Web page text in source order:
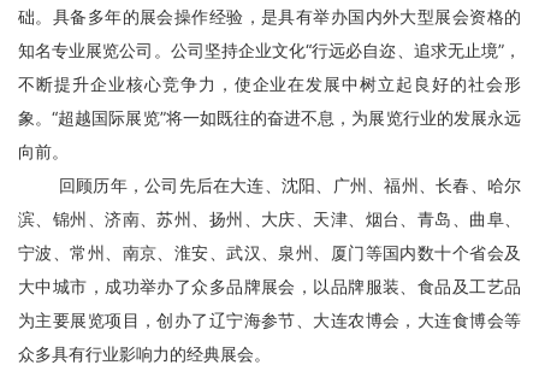
础。具备多年的展会操作经验，是具有举办国内外大型展会资格的
知名专业展览公司。公司坚持企业文化“行远必自迩、追求无止境”，
不断提升企业核心竞争力，使企业在发展中树立起良好的社会形
象。“超越国际展览”将一如既往的奋进不息，为展览行业的发展永远
向前。
回顾历年，公司先后在大连、沈阳、广州、福州、长春、哈尔
滨、锦州、济南、苏州、扬州、大庆、天津、烟台、青岛、曲阜、
宁波、常州、南京、淮安、武汉、泉州、厦门等国内数十个省会及
大中城市，成功举办了众多品牌展会，以品牌服装、食品及工艺品
为主要展览项目，创办了辽宁海参节、大连农博会，大连食博会等
众多具有行业影响力的经典展会。